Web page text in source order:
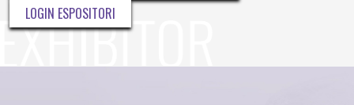
LOGIN ESPOSITORI